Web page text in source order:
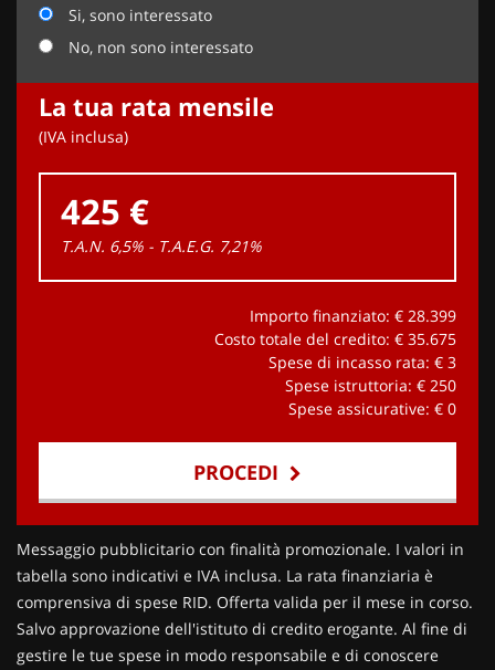
Si, sono interessato
No, non sono interessato
La tua rata mensile
(IVA inclusa)
425 €
T.A.N. 6,5% - T.A.E.G. 7,21%
Importo finanziato: € 28.399
Costo totale del credito: € 35.675
Spese di incasso rata: € 3
Spese istruttoria: € 250
Spese assicurative: € 0
PROCEDI
Contattaci
Messaggio pubblicitario con finalità promozionale. I valori in
tabella sono indicativi e IVA inclusa. La rata finanziaria è
comprensiva di spese RID. Offerta valida per il mese in corso.
Salvo approvazione dell'istituto di credito erogante. Al fine di
gestire le tue spese in modo responsabile e di conoscere